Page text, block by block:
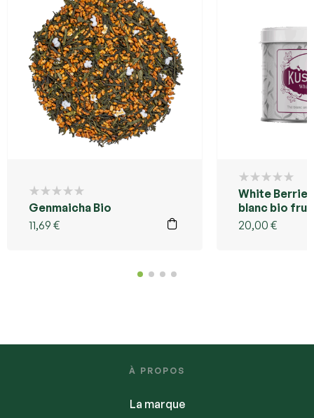
Genmaicha Bio
11,69 €
White
blanc bio
bois – Kusmi
Réunion
20,00 €
À PROPOS
La marque